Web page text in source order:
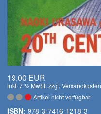
19,00 EUR
inkl. 7 % MwSt. zzgl. Versandkosten
Artikel nicht verfügbar
ISBN: 978-3-7416-1218-3